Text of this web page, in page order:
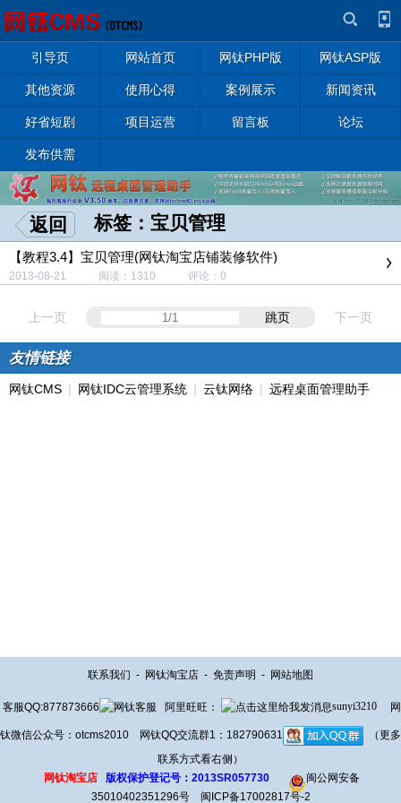
引导页 网站首页 网钛PHP版 网钛ASP版
其他资源 使用心得 案例展示 新闻资讯
好省短剧 项目运营 留言板 论坛
发布供需
返回 标签：宝贝管理
【教程3.4】宝贝管理(网钛淘宝店铺装修软件)
2013-08-21 阅读：1310 评论：0
上一页 跳页 下一页
友情链接
网钛CMS | 网钛IDC云管理系统 | 云钛网络 | 远程桌面管理助手
联系我们 - 网钛淘宝店 - 免责声明 - 网站地图
客服QQ:877873666 阿里旺旺： sunyi3210 网
钛微信公众号：otcms2010 网钛QQ交流群1：182790631
（更多
联系方式看右侧）
网钛淘宝店
版权保护登记号：2013SR057730
闽公网安备
35010402351296号
闽ICP备17002817号-2